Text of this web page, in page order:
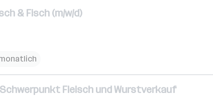
& Fisch (m/w/d)
Schwerpunkt Fleisch und Wurstverkauf